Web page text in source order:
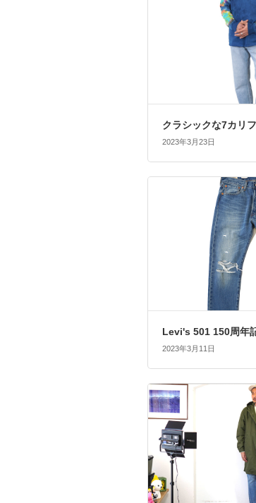
クラシックな7カリ
2023年3月23日
Levi's 501 150周年
2023年3月11日